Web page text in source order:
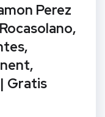
Perez
Gratis